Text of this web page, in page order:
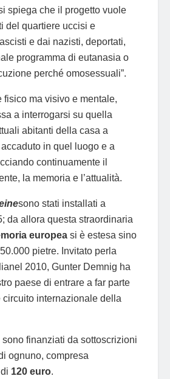
spiega che il progetto vuole
del quartiere uccisi e
e dai nazisti, deportati,
programma di eutanasia o
perché omosessuali”.
fisico ma visivo e mentale,
a interrogarsi su quella
abitanti della casa a
in quel luogo e a
continuamente il
la memoria e l’attualità.
sono stati installati a
da allora questa straordinaria
europea si è estesa sino
pietre. Invitato perla
2010, Gunter Demnig ha
paese di entrare a far parte
circuito internazionale della
sono finanziati da sottoscrizioni
ognuno, compresa
120 euro.